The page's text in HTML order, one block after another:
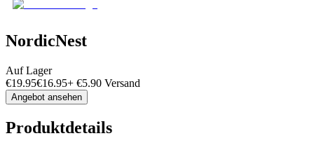
NordicNest
Auf Lager
€19.95€16.95+ €5.90 Versand
Angebot ansehen
Produktdetails